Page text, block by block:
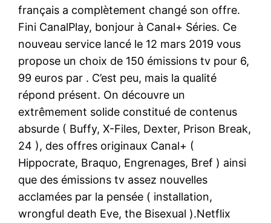
français a complètement changé son offre.
Fini CanalPlay, bonjour à Canal+ Séries. Ce
nouveau service lancé le 12 mars 2019 vous
propose un choix de 150 émissions tv pour 6,
99 euros par . C’est peu, mais la qualité
répond présent. On découvre un
extrêmement solide constitué de contenus
absurde ( Buffy, X-Files, Dexter, Prison Break,
24 ), des offres originaux Canal+ (
Hippocrate, Braquo, Engrenages, Bref ) ainsi
que des émissions tv assez nouvelles
acclamées par la pensée ( installation,
wrongful death Eve, the Bisexual ).Netflix